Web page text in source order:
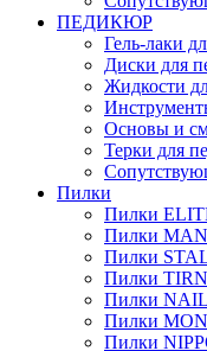
ПЕДИКЮР
Гель-лаки
Диски для
Жидкости
Основы и
Терки для
Пилки
Пилки
Пилки
Пилки
Пилки
Пилки
Пилки
Пилки